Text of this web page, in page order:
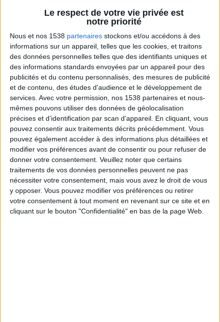
Le respect de votre vie privée est
notre priorité
Nous et nos 1538 partenaires stockons et/ou accédons à des
informations sur un appareil, telles que les cookies, et traitons
des données personnelles telles que des identifiants uniques et
des informations standards envoyées par un appareil pour des
publicités et du contenu personnalisés, des mesures de publicité
et de contenu, des études d'audience et le développement de
services. Avec votre permission, nos 1538 partenaires et nous-
mêmes pouvons utiliser des données de géolocalisation
précises et d’identification par scan d'appareil. En cliquant, vous
pouvez consentir aux traitements décrits précédemment. Vous
pouvez également accéder à des informations plus détaillées et
modifier vos préférences avant de consentir ou pour refuser de
donner votre consentement. Veuillez noter que certains
traitements de vos données personnelles peuvent ne pas
nécessiter votre consentement, mais vous avez le droit de vous
y opposer. Vous pouvez modifier vos préférences ou retirer
votre consentement à tout moment en revenant sur ce site et en
cliquant sur le bouton "Confidentialité" en bas de la page Web.
14:47 Que faire quand on a envie du sucre ou de
Combien de kilos souhaitez-vous perdre ?
Moins de
5 kilos
De 5 à 10
kilos
Plus de
10 kilos
Webinaires en direct Voir tout
Chaque semaine, posez vos questions en live
en participant à des vidéo-conférences avec
Jean-Michel et les diététiciennes du
programme.